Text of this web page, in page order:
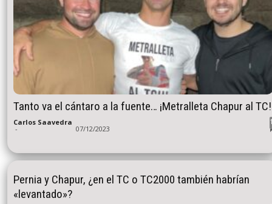
Tanto va el cántaro a la fuente… ¡Metralleta Chapur al TC!
Carlos Saavedra
- 07/12/2023
Pernia y Chapur, ¿en el TC o TC2000 también habrían
«levantado»?